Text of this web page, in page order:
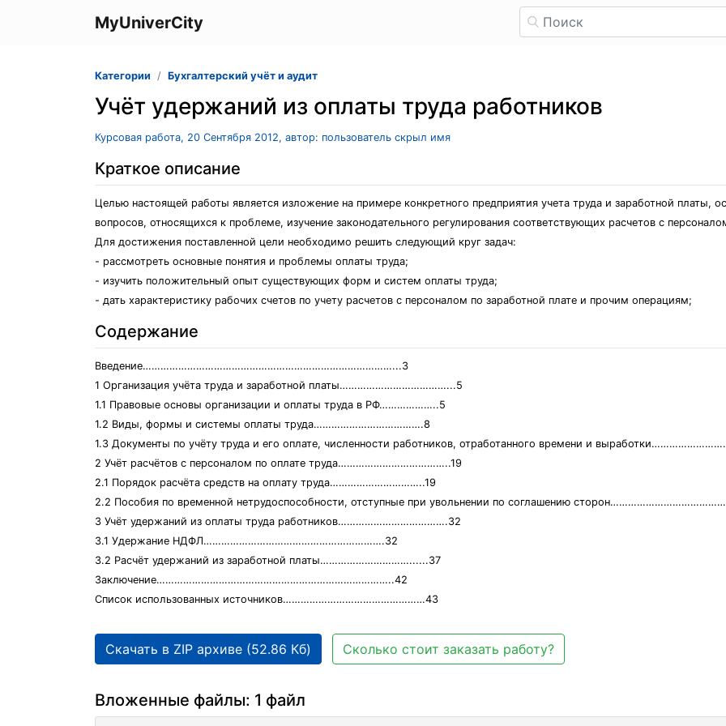
MyUniverCity
Категории Бухгалтерский учёт и аудит
Учёт удержаний из оплаты труда работников
Курсовая работа, 20 Сентября 2012, автор: пользователь скрыл имя
Краткое описание
Целью настоящей работы является изложение на примере конкретного предприятия учета труда и заработной платы,
вопросов, относящихся к проблеме, изучение законодательного регулирования соответствующих расчетов с
Для достижения поставленной цели необходимо решить следующий круг задач:
- рассмотреть основные понятия и проблемы оплаты труда;
- изучить положительный опыт существующих форм и систем оплаты труда;
- дать характеристику рабочих счетов по учету расчетов с персоналом по заработной плате и прочим операциям;
Содержание
Введение…………………………………………………………………………...3
1 Организация учёта труда и заработной платы………………………………...5
1.1 Правовые основы организации и оплаты труда в РФ………………..5
1.2 Виды, формы и системы оплаты труда……………………………….8
1.3 Документы по учёту труда и его оплате, численности работников, отработанного времени и
2 Учёт расчётов с персоналом по оплате труда………………………………..19
2.1 Порядок расчёта средств на оплату труда…………………………..19
2.2 Пособия по временной нетрудоспособности, отступные при увольнении по соглашению
3 Учёт удержаний из оплаты труда работников……………………………….32
3.1 Удержание НДФЛ…………………………………………………….32
3.2 Расчёт удержаний из заработной платы…………………………......37
Заключение……………………………………………………………………..42
Список использованных источников…………………………………………43
Скачать в ZIP архиве (52.86 Кб) Сколько стоит заказать работу?
Вложенные файлы: 1 файл